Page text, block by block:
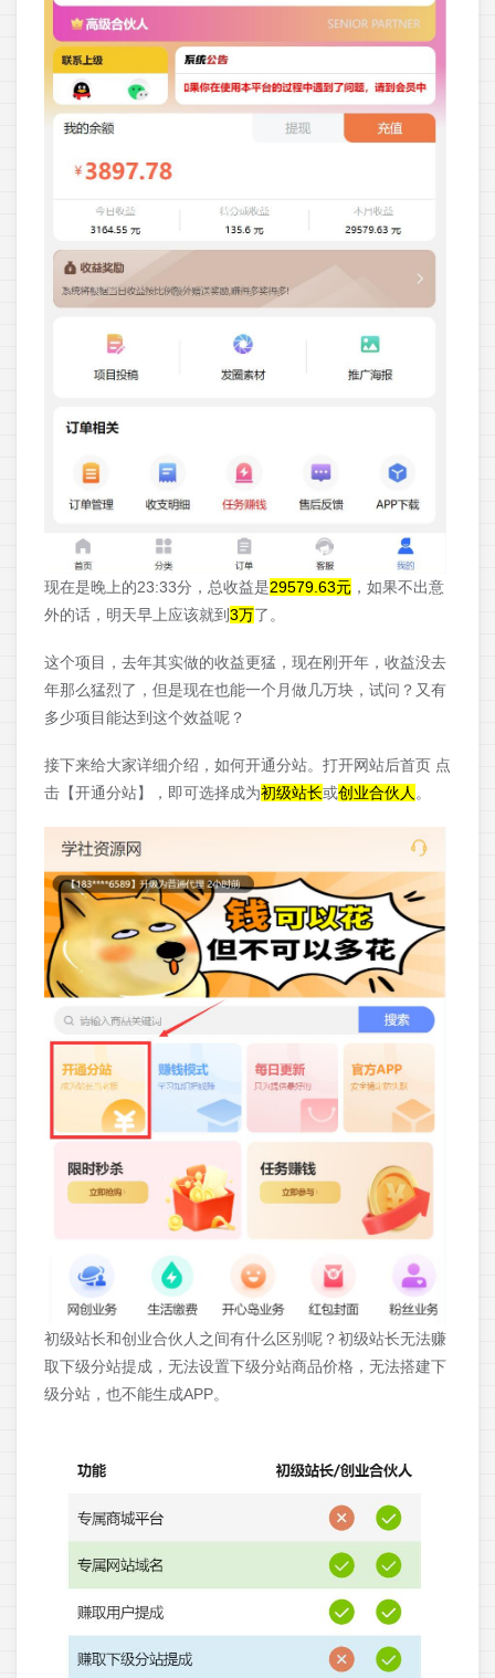
现在是晚上的23:33分，总收益是29579.63元 ，如果不出意
外的话，明天早上应该就到 3万了。
这个项目，去年其实做的收益更猛，现在刚开年，收益没去
年那么猛烈了，但是现在也能一个月做几万块，试问？又有
多少项目能达到这个效益呢？
接下来给大家详细介绍，如何开通分站。打开网站后首页 点
击【开通分站】，即可选择成为初级站长或创业合伙人 。
初级站长和创业合伙人之间有什么区别呢？初级站长无法赚
取下级分站提成，无法设置下级分站商品价格，无法搭建下
级分站，也不能生成APP。